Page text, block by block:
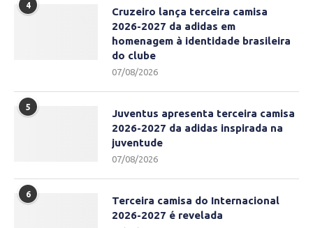
4
Cruzeiro lança terceira camisa
2026-2027 da adidas em
homenagem à identidade brasileira
do clube
07/08/2026
5
Juventus apresenta terceira camisa
2026-2027 da adidas inspirada na
juventude
07/08/2026
6
Terceira camisa do Internacional
2026-2027 é revelada